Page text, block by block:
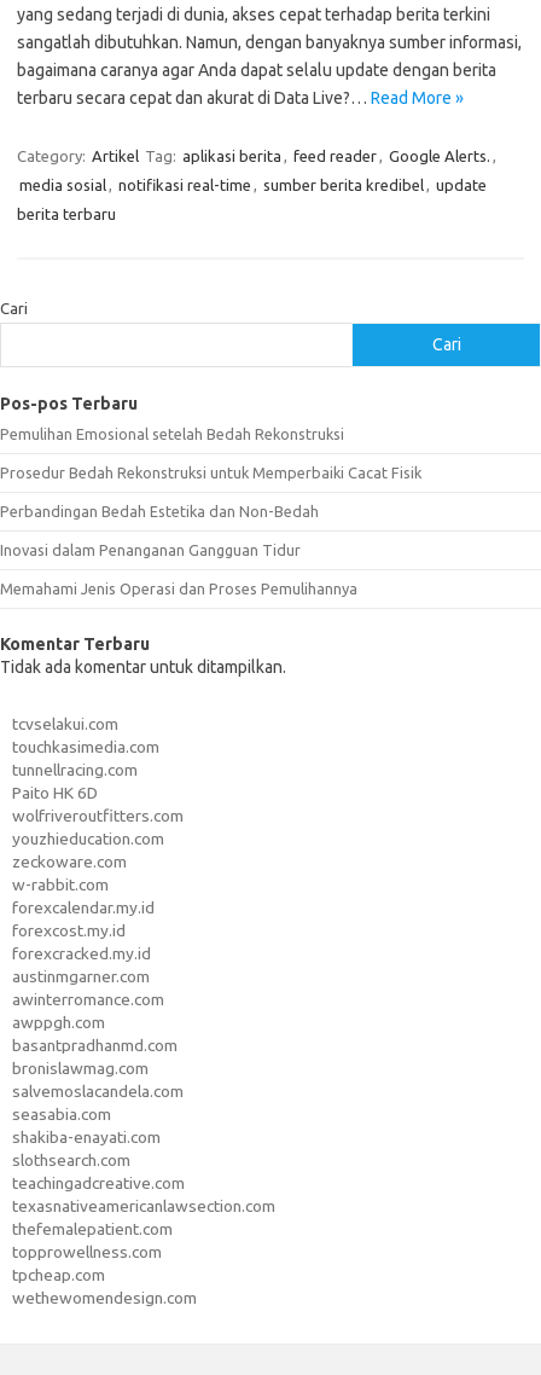
yang sedang terjadi di dunia, akses cepat terhadap berita terkini
sangatlah dibutuhkan. Namun, dengan banyaknya sumber informasi,
bagaimana caranya agar Anda dapat selalu update dengan berita
terbaru secara cepat dan akurat di Data Live?… Read More »
Category: Artikel Tag: aplikasi berita , feed reader, Google Alerts. ,
media sosial, notifikasi real-time , sumber berita kredibel, update
berita terbaru
Cari
Cari
Pos-pos Terbaru
Pemulihan Emosional setelah Bedah Rekonstruksi
Prosedur Bedah Rekonstruksi untuk Memperbaiki Cacat Fisik
Perbandingan Bedah Estetika dan Non-Bedah
Inovasi dalam Penanganan Gangguan Tidur
Memahami Jenis Operasi dan Proses Pemulihannya
Komentar Terbaru
Tidak ada komentar untuk ditampilkan.
tcvselakui.com
touchkasimedia.com
tunnellracing.com
Paito HK 6D
wolfriveroutfitters.com
youzhieducation.com
zeckoware.com
w-rabbit.com
forexcalendar.my.id
forexcost.my.id
forexcracked.my.id
austinmgarner.com
awinterromance.com
awppgh.com
basantpradhanmd.com
bronislawmag.com
salvemoslacandela.com
seasabia.com
shakiba-enayati.com
slothsearch.com
teachingadcreative.com
texasnativeamericanlawsection.com
thefemalepatient.com
topprowellness.com
tpcheap.com
wethewomendesign.com